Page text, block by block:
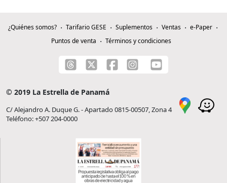
¿Quiénes somos? Tarifario GESE Suplementos Ventas
e-Paper
Puntos de venta
Términos y condiciones
© 2019 La Estrella de Panamá
C/ Alejandro A. Duque G. - Apartado 0815-00507, Zona 4
Teléfono: +507 204-0000